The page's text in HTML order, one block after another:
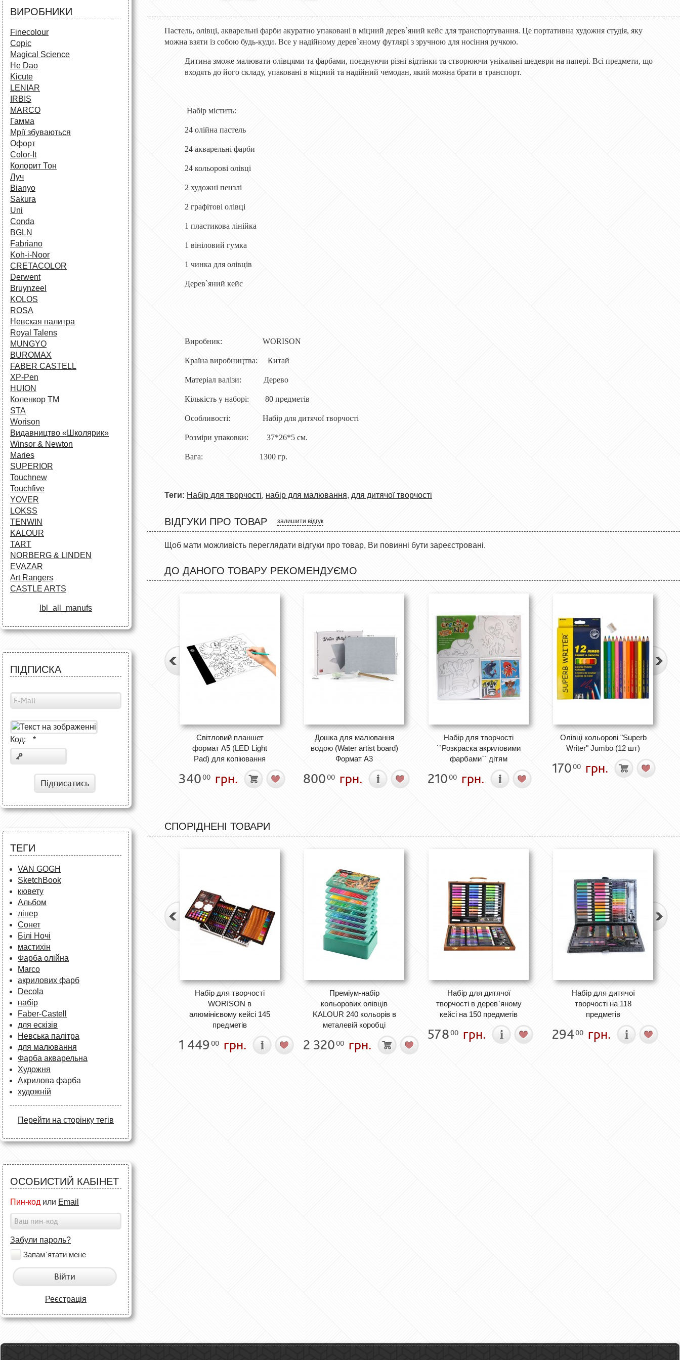
ВИРОБНИКИ
Finecolour
Copic
Magical Science
He Dao
Kicute
LENIAR
IRBIS
MARCO
Гамма
Мрії збуваються
Офорт
Сolor-It
Колорит Тон
Луч
Bianyo
Sakura
Uni
Conda
BGLN
Fabriano
Koh-i-Noor
CRETACOLOR
Derwent
Bruynzeel
KOLOS
ROSA
Невская палитра
Royal Talens
MUNGYO
BUROMAX
FABER CASTELL
XP-Pen
HUION
Коленкор ТМ
STA
Worison
Видавництво «Школярик»
Winsor & Newton
Maries
SUPERIOR
Touchnew
Touchfive
YOVER
LOKSS
TENWIN
KALOUR
TART
NORBERG & LINDEN
EVAZAR
Art Rangers
CASTLE ARTS
lbl_all_manufs
ПІДПИСКА
Код: *
Підписатись
ТЕГИ
VAN GOGH
SketchBook
кювету
Альбом
лінер
Сонет
Білі Ночі
мастихін
Фарба олійна
Marco
акрилових фарб
Decola
набір
Faber-Castell
для ескізів
Невська палітра
для малювання
Фарба акварельна
Художня
Акрилова фарба
художній
Перейти на сторінку тегів
ОСОБИСТИЙ КАБІНЕТ
Пин-код или Email
Забули пароль?
Запам`ятати мене
Війти
Реєстрація
Пастель, олівці, акварельні фарби акуратно упаковані в міцний дерев`яний кейс для транспортування. Це портативна художня студія, яку
можна взяти із собою будь-куди. Все у надійному дерев`яному футлярі з зручною для носіння ручкою.
Дитина зможе малювати олівцями та фарбами, поєднуючи різні відтінки та створюючи унікальні шедеври на папері. Всі предмети, що
входять до його складу, упаковані в міцний та надійний чемодан, який можна брати в транспорт.
Набір містить:
24 олійна пастель
24 акварельні фарби
24 кольорові олівці
2 художні пензлі
2 графітові олівці
1 пластикова лінійка
1 вініловий гумка
1 чинка для олівців
Дерев`яний кейс
Виробник: WORISON
Країна виробництва: Китай
Матеріал валізи: Дерево
Кількість у наборі: 80 предметів
Особливості: Набір для дитячої творчості
Розміри упаковки: 37*26*5 см.
Вага: 1300 гр.
Теги: Набір для творчості, набір для малювання, для дитячої творчості
ВІДГУКИ ПРО ТОВАР залишити відгук
Щоб мати можливість переглядати відгуки про товар, Ви повинні бути зареєстровані.
ДО ДАНОГО ТОВАРУ РЕКОМЕНДУЄМО
Світловий планшет
формат А5 (LED Light
Pad) для копіювання
34000 грн.
Дошка для малювання
водою (Water artist board)
Формат А3
80000 грн.
Набір для творчості
``Розкраска акриловими
фарбами`` дітям
21000 грн.
Олівці кольорові "Superb
Writer" Jumbo (12 шт)
17000 грн.
СПОРІДНЕНІ ТОВАРИ
Набір для творчості
WORISON в
алюмінієвому кейсі 145
предметів
1 449 00 грн.
Преміум-набір
кольорових олівців
KALOUR 240 кольорів в
металевій коробці
2 32000 грн.
Набір для дитячої
творчості в дерев`яному
кейсі на 150 предметів
57800 грн.
Набір для дитячої
творчості на 118
предметів
29400 грн.